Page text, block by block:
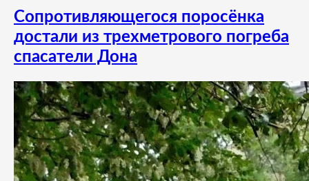
Сопротивляющегося поросёнка
достали из трехметрового погреба
спасатели Дона